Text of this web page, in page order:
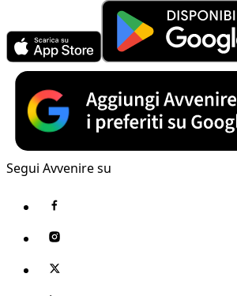
Segui Avvenire su